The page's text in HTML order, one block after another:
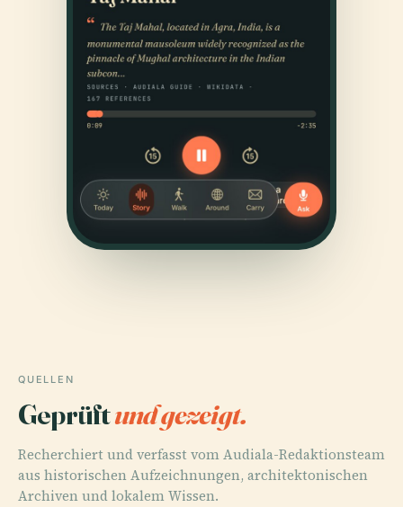
QUELLEN
Geprüftund gezeigt.
Recherchiert und verfasst vom Audiala-Redaktionsteam
aus historischen Aufzeichnungen, architektonischen
Archiven und lokalem Wissen.